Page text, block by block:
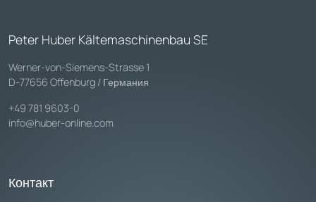
Peter Huber Kältemaschinenbau SE
Werner-von-Siemens-Strasse 1
D-77656 Offenburg / Германия
+49 781 9603-0
info@huber-online.com
Контакт